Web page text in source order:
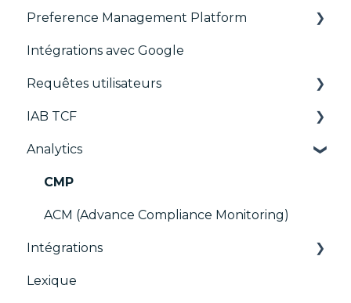
Bannières par format
Gérer les Vendors et Purposes
Personnalisation
Multi-réglementations
Frameworks
Intégrations
Migration de la console
IAB GPP Framework
CMP Vendor Sync
Advanced Compliance Monitoring
Preference Management Platform
Configuration Tree
Widget
Déployer
Intégrations avec Google
Requêtes utilisateurs
Requêtes utilisateurs
Widgets
IAB TCF
Google & le TCF
TCFv2 Présentation
Guides de Migration
TCF v2.2
Analytics
CMP
ACM (Advance Compliance Monitoring)
Intégrations
AB testing
Lexique